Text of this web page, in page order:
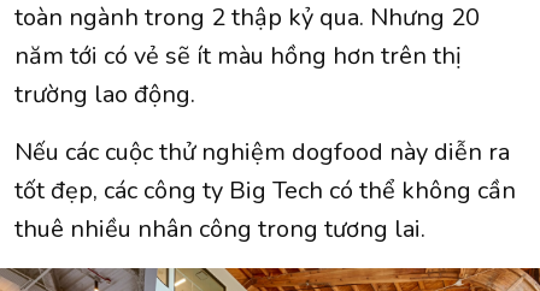
toàn ngành trong 2 thập kỷ qua. Nhưng 20
năm tới có vẻ sẽ ít màu hồng hơn trên thị
trường lao động.
Nếu các cuộc thử nghiệm dogfood này diễn ra
tốt đẹp, các công ty Big Tech có thể không cần
thuê nhiều nhân công trong tương lai.